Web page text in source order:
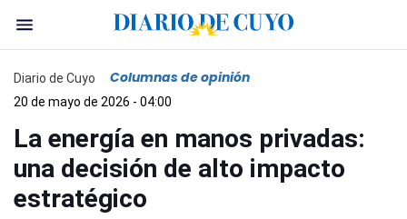
Diario de Cuyo Columnas de opinión
20 de mayo de 2026 - 04:00
La energía en manos privadas:
una decisión de alto impacto
estratégico